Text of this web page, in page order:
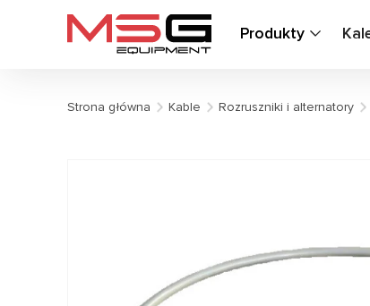
Produkty
Strona główna Kable Rozruszniki i alternatory